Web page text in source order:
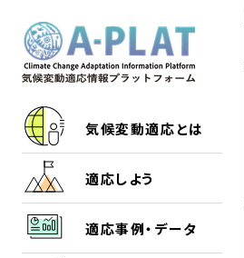
気候変動適応とは
適応しよう
適応事例・データ